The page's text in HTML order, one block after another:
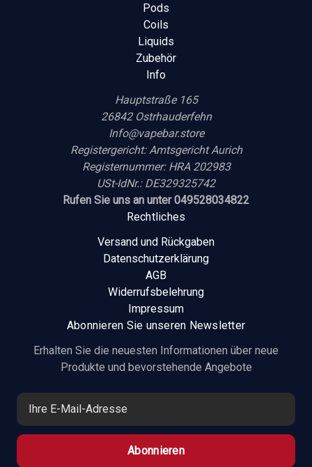
Pods
Coils
Liquids
Zubehör
Info
Hauptstraße 165
26842 Ostrhauderfehn
Info@vapebar.store
Registergericht: Amtsgericht Aurich
Registernummer: HRA 202983
USt-IdNr.: DE329325742
Rufen Sie uns an unter 049528034822
Rechtliches
Versand und Rückgaben
Datenschutzerklärung
AGB
Widerrufsbelehrung
Impressum
Abonnieren Sie unseren Newsletter
Erhalten Sie die neuesten Informationen über neue
Produkte und bevorstehende Angebote
E
M